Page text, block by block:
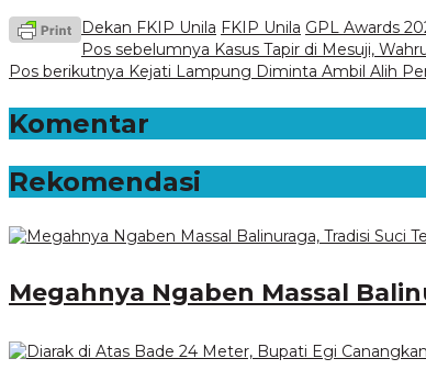
Dekan FKIP Unila FKIP Unila GPL Awards
Navigasi
pos
Pos sebelumnya Kasus Tapir di Mesuji,
Pos berikutnya Kejati Lampung Diminta Ambil Alih
Komentar
Rekomendasi
Megahnya Ngaben Massal